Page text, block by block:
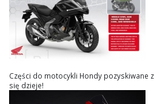
Części do motocykli Hondy pozyskiwane
się dzieje!